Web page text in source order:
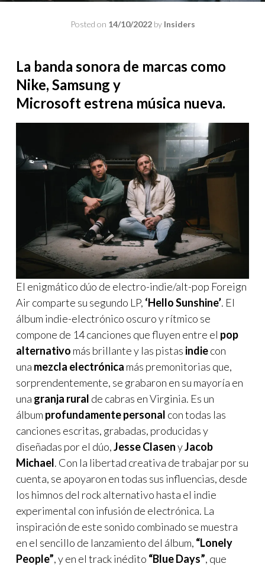
Posted on 14/10/2022by Insiders
La banda sonora de marcas como
Nike, Samsung y
Microsoft estrena música nueva.
El enigmático dúo de electro-indie/alt-pop Foreign
Air comparte su segundo LP, ‘Hello Sunshine’. El
álbum indie-electrónico oscuro y rítmico se
compone de 14 canciones que fluyen entre el pop
alternativo más brillante y las pistas indiecon
una mezcla electrónica más premonitorias que,
sorprendentemente, se grabaron en su mayoría en
una granja rural de cabras en Virginia. Es un
álbum profundamente personal con todas las
canciones escritas, grabadas, producidas y
diseñadas por el dúo,Jesse ClasenyJacob
Michael. Con la libertad creativa de trabajar por su
cuenta, se apoyaron en todas sus influencias, desde
los himnos del rock alternativo hasta el indie
experimental con infusión de electrónica. La
inspiración de este sonido combinado se muestra
en el sencillo de lanzamiento del álbum, “Lonely
People”, y en el track inédito “Blue Days”, que